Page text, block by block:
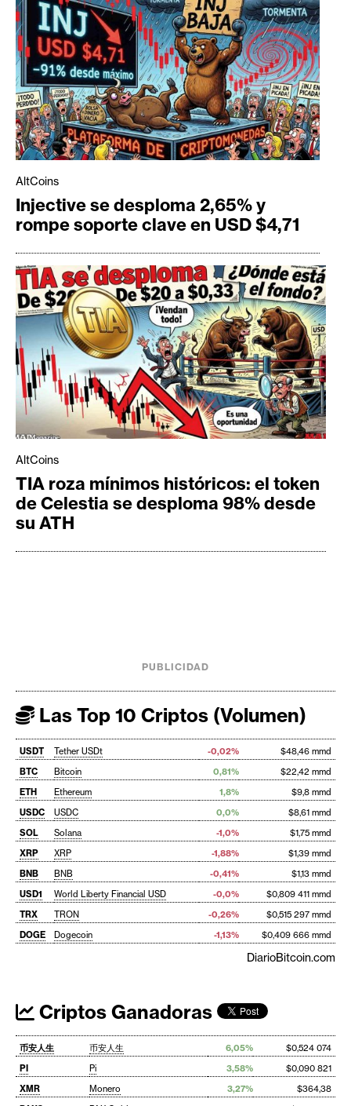
AltCoins
Injective se desploma 2,65% y
rompe soporte clave en USD $4,71
AltCoins
TIA roza mínimos históricos: el token
de Celestia se desploma 98% desde
su ATH
PUBLICIDAD
Las Top 10 Criptos (Volumen)
USDT Tether USDt -0,02%
$48,46 mmd
BTC
Bitcoin 0,81%
$22,42 mmd
ETH
Ethereum 1,8%
$9,8 mmd
USDC
USDC 0,0%
$8,61 mmd
SOL
Solana -1,0%
$1,75 mmd
XRP
XRP -1,88%
$1,39 mmd
BNB
BNB -0,41%
$1,13 mmd
USD1
World Liberty Financial USD -0,0%
$0,809 411 mmd
TRX
TRON -0,26%
$0,515 297 mmd
DOGE
Dogecoin -1,13% $0,409 666 mmd
DiarioBitcoin.com
Criptos Ganadoras
币安人生 币安人生 6,05%
$0,524 074
PI
Pi 3,58%
$0,090 821
XMR
Monero 3,27%
$364,38